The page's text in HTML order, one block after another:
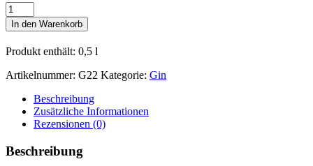
Woodland
Pink
Gin
Menge
In den Warenkorb
Produkt enthält: 0,5 l
Artikelnummer: G22 Kategorie: Gin
Beschreibung
Zusätzliche Informationen
Rezensionen (0)
Beschreibung